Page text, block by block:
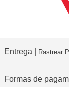
Entrega | Rastrear
Formas de